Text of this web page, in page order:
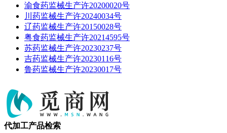
渝食药监械生产许20200020号
川药监械生产许20240034号
辽药监械生产许20150028号
粤食药监械生产许20214595号
苏药监械生产许20230237号
吉药监械生产许20230116号
鲁药监械生产许20230017号
代加工产品检索